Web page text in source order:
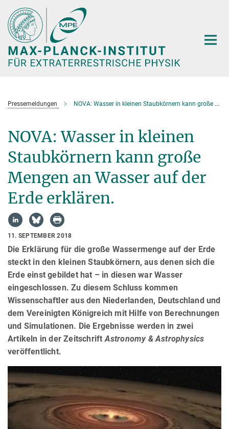
Hauptinhalt
Pressemeldungen NOVA: Wasser in kleinen Staubkörnern kann große Mengen an Wasser auf der Erde erklären.
NOVA: Wasser in kleinen
Staubkörnern kann große
Mengen an Wasser auf der
Erde erklären.
11. SEPTEMBER 2018
Die Erklärung für die große Wassermenge auf der Erde
steckt in den kleinen Staubkörnern, aus denen sich die
Erde einst gebildet hat – in diesen war Wasser
eingeschlossen. Zu diesem Schluss kommen
Wissenschaftler aus den Niederlanden, Deutschland und
dem Vereinigten Königreich mit Hilfe von Berechnungen
und Simulationen. Die Ergebnisse werden in zwei
Artikeln in der ZeitschriftAstronomy & Astrophysics
veröffentlicht.